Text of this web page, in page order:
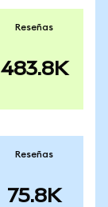
Reseñas
483.8K
Reseñas
75.8K